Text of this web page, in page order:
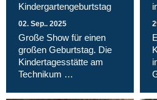
Kindergartengeburtstag
02. Sep.. 2025
Große Show für einen
großen Geburtstag. Die
Kindertagesstätte am
Technikum …